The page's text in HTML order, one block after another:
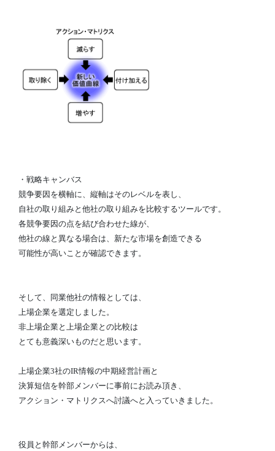
・戦略キャンバス
競争要因を横軸に、縦軸はそのレベルを表し、
自社の取り組みと他社の取り組みを比較するツールです。
各競争要因の点を結び合わせた線が、
他社の線と異なる場合は、新たな市場を創造できる
可能性が高いことが確認できます。
そして、同業他社の情報としては、
上場企業を選定しました。
非上場企業と上場企業との比較は
とても意義深いものだと思います。
上場企業3社のIR情報の中期経営計画と
決算短信を幹部メンバーに事前にお読み頂き、
アクション・マトリクスへ討議へと入っていきました。
役員と幹部メンバーからは、